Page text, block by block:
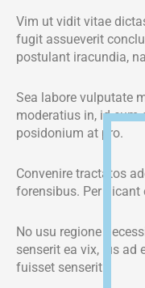
Vim ut vidit vitae
fugit assueverit
postulant iracundia,
Sea labore vulputate
moderatius in, id eum
posidonium at pro.
Convenire tractatos
forensibus. Per dicant
No usu regione
senserit ea vix, ius ad
fuisset senserit.